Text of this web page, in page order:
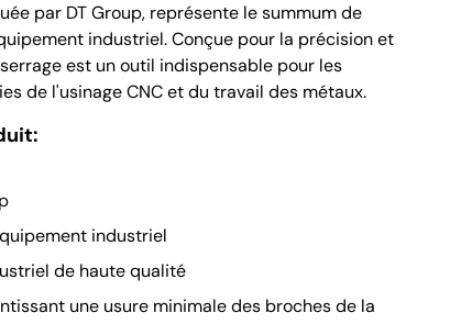
par DT Group, représente le summum de
industriel. Conçue pour la précision et
est un outil indispensable pour les
de l'usinage CNC et du travail des métaux.
industriel
de haute qualité
une usure minimale des broches de la